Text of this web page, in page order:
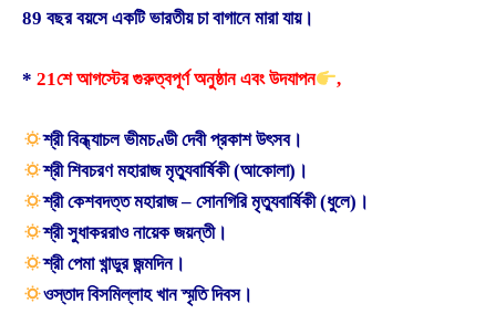
89 বছর বয়সে একটি ভারতীয় চা বাগানে মারা যায়।
* 21শে আগস্টের গুরুত্বপূর্ণ অনুষ্ঠান এবং উদযাপন ,
শ্রী বিন্ধ্যাচল ভীমচণ্ডী দেবী প্রকাশ উৎসব।
শ্রী শিবচরণ মহারাজ মৃত্যুবার্ষিকী (আকোলা)।
শ্রী কেশবদত্ত মহারাজ – সোনগিরি মৃত্যুবার্ষিকী (ধুলে)।
শ্রী সুধাকররাও নায়েক জয়ন্তী।
শ্রী পেমা খান্ডুর জন্মদিন।
ওস্তাদ বিসমিল্লাহ খান স্মৃতি দিবস।